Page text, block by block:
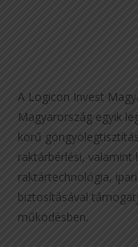
A Logicon Invest
Magyarország egyik
körű
raktárbérlési,
raktártechnológia,
biztosításával
működésben.